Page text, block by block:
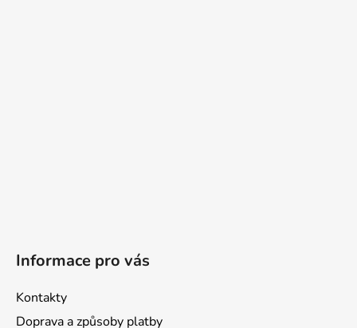
Informace pro vás
Kontakty
Doprava a způsoby platby